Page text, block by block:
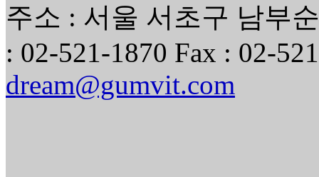
주소 : 서울 서초구 남부
: 02-521-1870 Fax : 02-
dream@gumvit.com